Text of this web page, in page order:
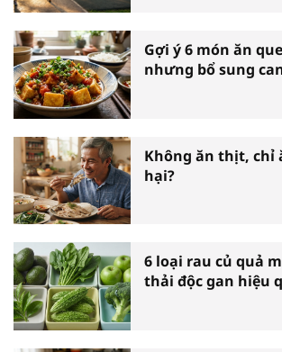
Gợi ý 6 món ăn
nhưng bổ sung
Không ăn thịt, chỉ
hại?
6 loại rau củ quả
thải độc gan hiệu